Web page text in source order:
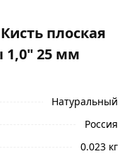
плоская
1,0" 25 мм
Натуральный
Россия
0.023 кг